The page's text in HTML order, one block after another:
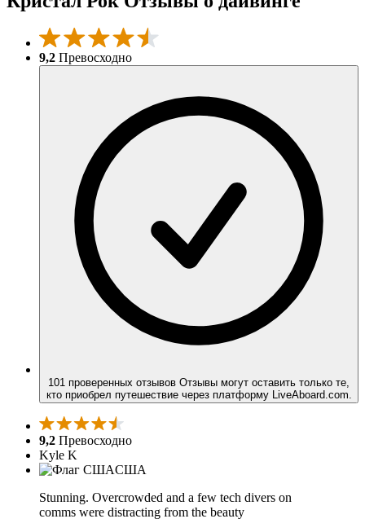
9,2 Превосходно
101 проверенных отзывов Отзывы могут оставить только те,
кто приобрел путешествие через платформу LiveAboard.com.
9,2 Превосходно
Kyle K
США
Stunning. Overcrowded and a few tech divers on
comms were distracting from the beauty